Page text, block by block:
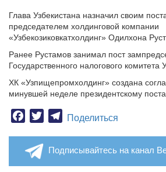
Глава Узбекистана назначил своим
председателем холдинговой компании
«Узбекозиковкатхолдинг» Одилхона
Ранее Рустамов занимал пост
Государственного налогового комитета
ХК «Узпищепромхолдинг» создана
минувшей неделе президентскому
Facebook
TwitterTelegram
Поделиться
Подписывайтесь на канал